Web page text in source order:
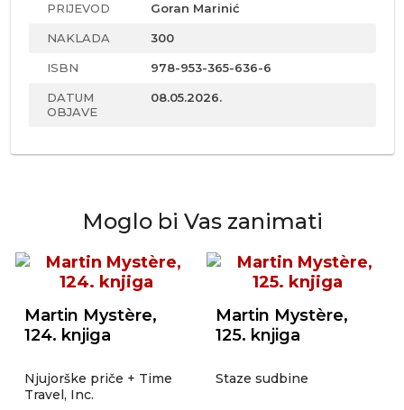
PRIJEVOD Goran Marinić
NAKLADA 300
ISBN 978-953-365-636-6
DATUM
OBJAVE
08.05.2026.
Moglo bi Vas zanimati
Martin Mystère,
124. knjiga
Njujorške priče + Time
Travel, Inc.
Martin Mystère,
125. knjiga
Staze sudbine